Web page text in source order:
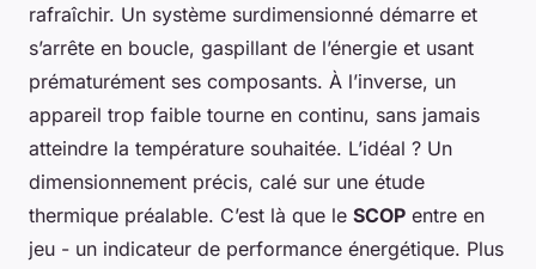
rafraîchir. Un système surdimensionné démarre et
s’arrête en boucle, gaspillant de l’énergie et usant
prématurément ses composants. À l’inverse, un
appareil trop faible tourne en continu, sans jamais
atteindre la température souhaitée. L’idéal ? Un
dimensionnement précis, calé sur une étude
thermique préalable. C’est là que le SCOP entre en
jeu - un indicateur de performance énergétique. Plus